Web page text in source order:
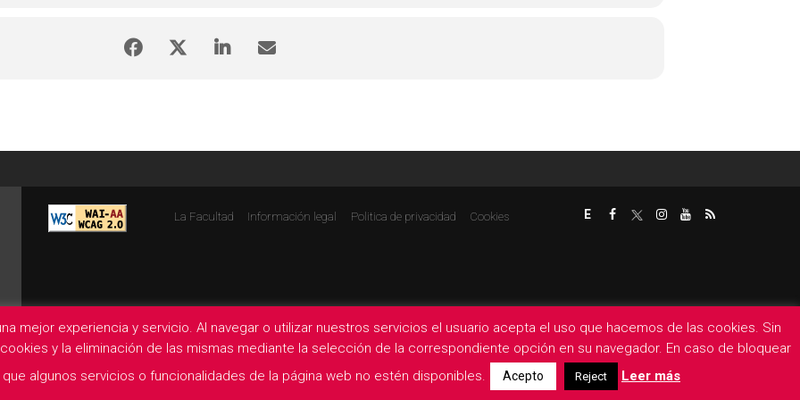
La Facultad Información legal Politica de privacidad Cookies E
mejor experiencia y servicio. Al navegar o utilizar nuestros servicios el usuario acepta el uso que hacemos de las cookies. Sin
y la eliminación de las mismas mediante la selección de la correspondiente opción en su navegador. En caso de bloquear
algunos servicios o funcionalidades de la página web no estén disponibles.
Acepto Reject Leer más